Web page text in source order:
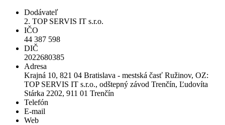
Dodávateľ
2. TOP SERVIS IT s.r.o.
IČO
44 387 598
DIČ
2022680385
Adresa
Krajná 10, 821 04 Bratislava - mestská časť Ružinov, OZ:
TOP SERVIS IT s.r.o., odštepný závod Trenčín, Ľudovíta
Stárka 2202, 911 01 Trenčín
Telefón
E-mail
Web